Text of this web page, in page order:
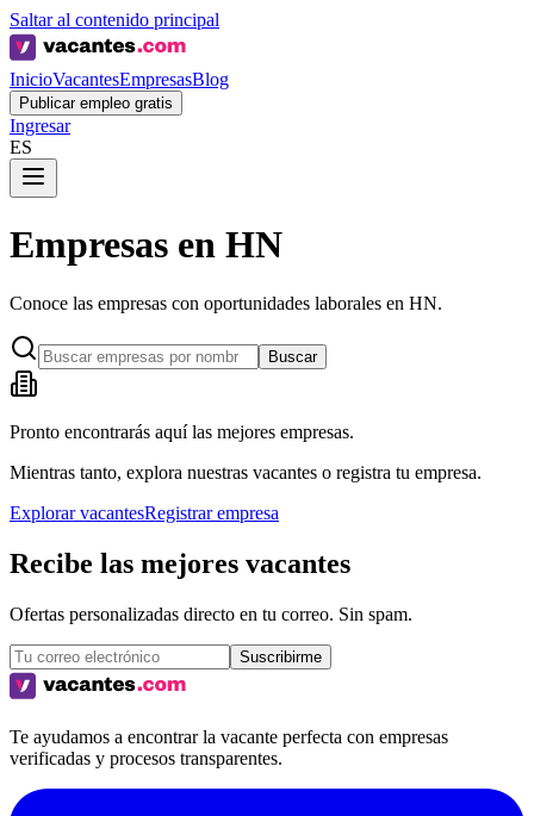
Saltar al contenido principal
InicioVacantesEmpresasBlog
Publicar empleo gratis
Ingresar
ES
Empresas en HN
Conoce las empresas con oportunidades laborales en HN.
Buscar
Pronto encontrarás aquí las mejores empresas.
Mientras tanto, explora nuestras vacantes o registra tu empresa.
Explorar vacantesRegistrar empresa
Recibe las mejores vacantes
Ofertas personalizadas directo en tu correo. Sin spam.
Suscribirme
Te ayudamos a encontrar la vacante perfecta con empresas
verificadas y procesos transparentes.